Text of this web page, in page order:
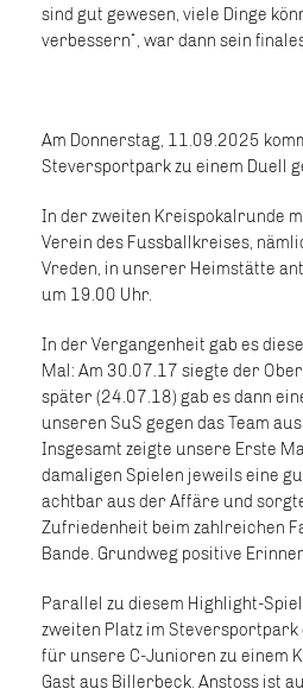
sind gut gewesen, viele Dinge
verbessern“, war dann sein
Am Donnerstag, 11.09.2025
Steversportpark zu einem Duell
In der zweiten Kreispokalrunde
Verein des Fussballkreises,
Vreden, in unserer Heimstätte
um 19.00 Uhr.
In der Vergangenheit gab es
Mal: Am 30.07.17 siegte der
später (24.07.18) gab es dann
unseren SuS gegen das Team
Insgesamt zeigte unsere Erste
damaligen Spielen jeweils eine
achtbar aus der Affäre und
Zufriedenheit beim zahlreichen
Bande. Grundweg positive
Parallel zu diesem Highlight-
zweiten Platz im Steversportpark
für unsere C-Junioren zu einem
Gast aus Billerbeck. Anstoss ist